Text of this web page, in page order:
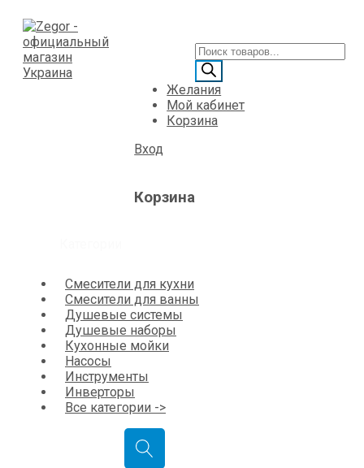
Желания
Мой кабинет
Корзина
Вход
Корзина
Смесители для кухни
Смесители для ванны
Душевые системы
Душевые наборы
Кухонные мойки
Насосы
Инструменты
Инверторы
Все категории ->